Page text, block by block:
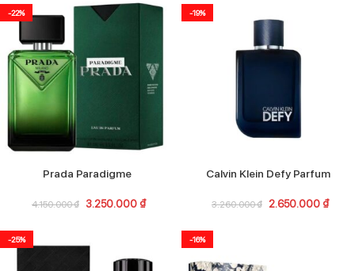
-22%
Prada Paradigme
4.150.000₫ 3.250.000 ₫
-19%
Calvin Klein Defy Parfum
3.260.000₫ 2.650.000 ₫
-25% -16%